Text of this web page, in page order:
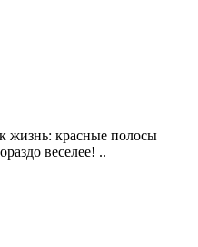
жизнь: красные полосы
веселее! ..